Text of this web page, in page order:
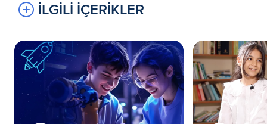
İLGİLİ İÇERİKLER